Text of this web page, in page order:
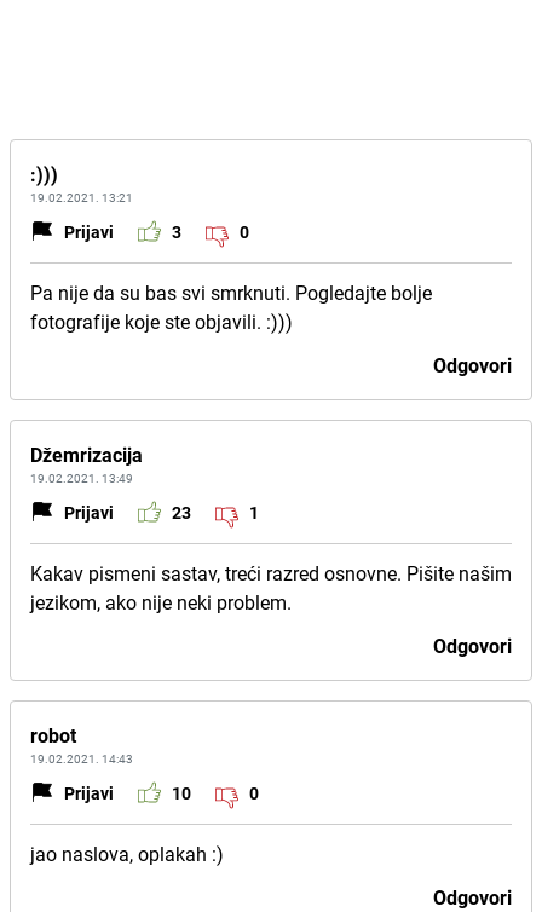
:)))
19.02.2021. 13:21
Prijavi 3 0
Pa nije da su bas svi smrknuti. Pogledajte bolje
fotografije koje ste objavili. :)))
Odgovori
Džemrizacija
19.02.2021. 13:49
Prijavi 23 1
Kakav pismeni sastav, treći razred osnovne. Pišite našim
jezikom, ako nije neki problem.
Odgovori
robot
19.02.2021. 14:43
Prijavi 10 0
jao naslova, oplakah :)
Odgovori